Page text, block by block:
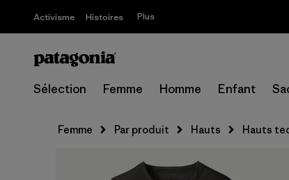
Activisme Histoires Plus
Sélection Femme Homme Enfant
Femme Par produit Hauts Hauts